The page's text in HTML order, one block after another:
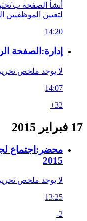
أنشأ الصفحة
لتعيين الموظفيين
14:20
إدارة:الصفحة
لا يوجد ملخص تحرير
14:07
+32
17 فبراير 2015
2015
لا يوجد ملخص تحرير
13:25
-2